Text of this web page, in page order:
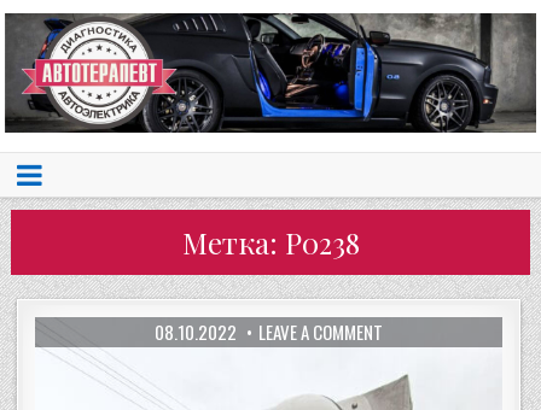
Метка: P0238
08.10.2022 LEAVE A COMMENT